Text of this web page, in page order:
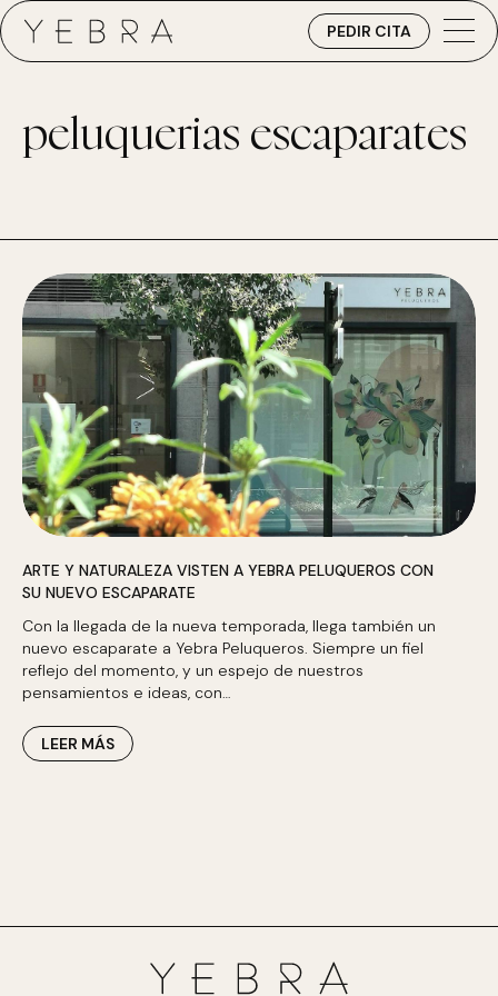
PEDIR CITA
peluquerias escaparates
ARTE Y NATURALEZA VISTEN A YEBRA PELUQUEROS CON
SU NUEVO ESCAPARATE
Con la llegada de la nueva temporada, llega también un
nuevo escaparate a Yebra Peluqueros. Siempre un fiel
reflejo del momento, y un espejo de nuestros
pensamientos e ideas, con…
LEER MÁS